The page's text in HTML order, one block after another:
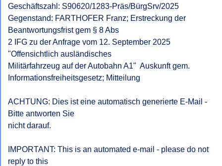
Geschäftszahl: S90620/1283-Präs/BürgSrv/2025
Gegenstand: FARTHOFER Franz; Erstreckung der
Beantwortungsfrist gem § 8 Abs
2 IFG zu der Anfrage vom 12. September 2025
"Offensichtlich ausländisches
Militärfahrzeug auf der Autobahn A1"  Auskunft gem.
Informationsfreiheitsgesetz; Mitteilung
ACHTUNG: Dies ist eine automatisch generierte E-Mail -
Bitte antworten Sie
nicht darauf.
IMPORTANT: This is an automated e-mail - please do not
reply to this